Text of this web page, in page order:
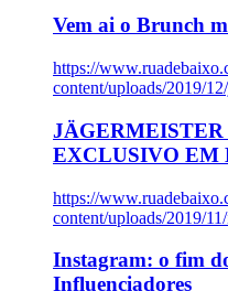
Vem ai o Brunch
https://
content/uploads/2019/
EXCLUSIVO EM
https://
content/uploads/2019/
Instagram: o fim
Influenciadores